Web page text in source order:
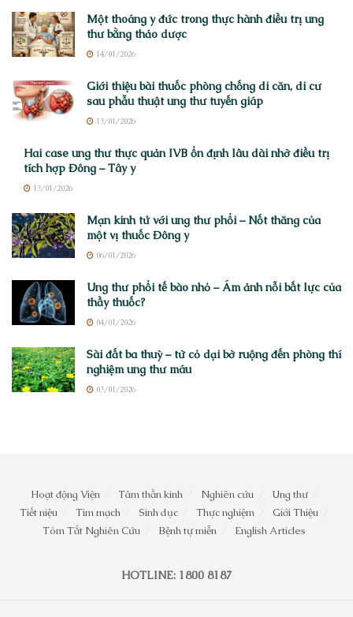
Một thoáng y đức trong thực hành điều trị ung
thư bằng thảo dược
14/01/2026
Giới thiệu bài thuốc phòng chống di căn, di cư
sau phẫu thuật ung thư tuyến giáp
13/01/2026
Hai case ung thư thực quản IVB ổn định lâu dài nhờ điều trị
tích hợp Đông – Tây y
13/01/2026
Mạn kinh tử với ung thư phổi – Nốt thăng của
một vị thuốc Đông y
06/01/2026
Ung thư phổi tế bào nhỏ – Ám ảnh nỗi bất lực của
thầy thuốc?
04/01/2026
Sài đất ba thuỳ – từ cỏ dại bờ ruộng đến phòng thí
nghiệm ung thư máu
03/01/2026
Hoạt động Viện Tâm thần kinh Nghiên cứu
Ung thư
Tiết niệu
Tim mạch Sinh dục Thực nghiệm
Giới Thiệu
Tóm Tắt Nghiên Cứu
Bệnh tự miễn English Articles
HOTLINE: 1800 8187